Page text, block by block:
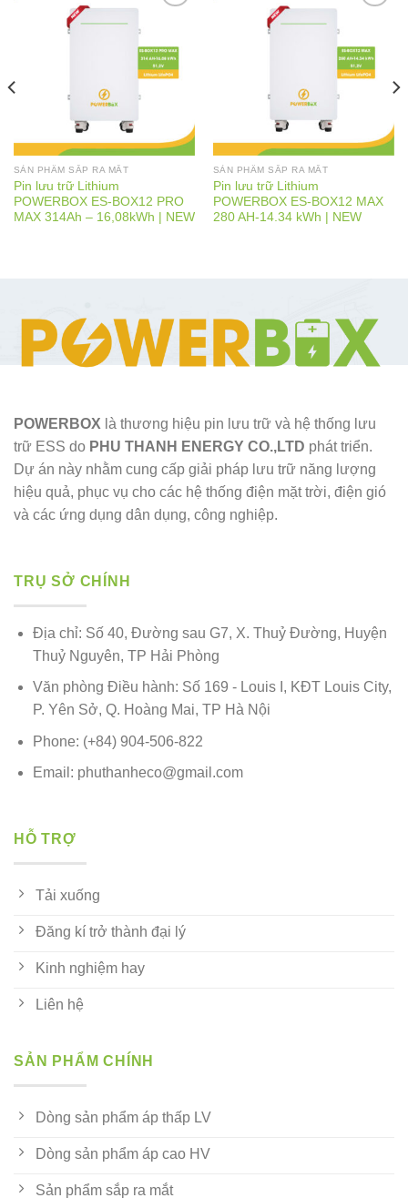
SẢN PHẨM SẮP RA MẮT
Pin lưu trữ Lithium
POWERBOX ES-BOX12 PRO
MAX 314Ah – 16,08kWh | NEW
SẢN PHẨM SẮP RA MẮT
Pin lưu trữ Lithium
POWERBOX ES-BOX12 MAX
280 AH-14.34 kWh | NEW
POWERBOX là thương hiệu pin lưu trữ và hệ thống lưu
trữ ESS do PHU THANH ENERGY CO.,LTD phát triển.
Dự án này nhằm cung cấp giải pháp lưu trữ năng lượng
hiệu quả, phục vụ cho các hệ thống điện mặt trời, điện gió
và các ứng dụng dân dụng, công nghiệp.
TRỤ SỞ CHÍNH
Địa chỉ: Số 40, Đường sau G7, X. Thuỷ Đường, Huyện
Thuỷ Nguyên, TP Hải Phòng
Văn phòng Điều hành: Số 169 - Louis I, KĐT Louis City,
P. Yên Sở, Q. Hoàng Mai, TP Hà Nội
Phone: (+84) 904-506-822
Email: phuthanheco@gmail.com
HỖ TRỢ
Tải xuống
Đăng kí trở thành đại lý
Kinh nghiệm hay
Liên hệ
SẢN PHẨM CHÍNH
Dòng sản phẩm áp thấp LV
Dòng sản phẩm áp cao HV
Sản phẩm sắp ra mắt